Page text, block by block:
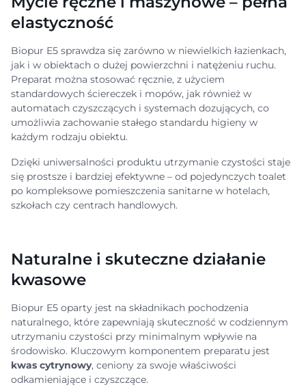
elastyczność
Biopur E5 sprawdza się zarówno w niewielkich łazienkach,
jak i w obiektach o dużej powierzchni i natężeniu ruchu.
Preparat można stosować ręcznie, z użyciem
standardowych ściereczek i mopów, jak również w
automatach czyszczących i systemach dozujących, co
umożliwia zachowanie stałego standardu higieny w
każdym rodzaju obiektu.
Dzięki uniwersalności produktu utrzymanie czystości staje
się prostsze i bardziej efektywne – od pojedynczych toalet
po kompleksowe pomieszczenia sanitarne w hotelach,
szkołach czy centrach handlowych.
Naturalne i skuteczne działanie
kwasowe
Biopur E5 oparty jest na składnikach pochodzenia
naturalnego, które zapewniają skuteczność w codziennym
utrzymaniu czystości przy minimalnym wpływie na
środowisko. Kluczowym komponentem preparatu jest
kwas cytrynowy, ceniony za swoje właściwości
odkamieniające i czyszczące.